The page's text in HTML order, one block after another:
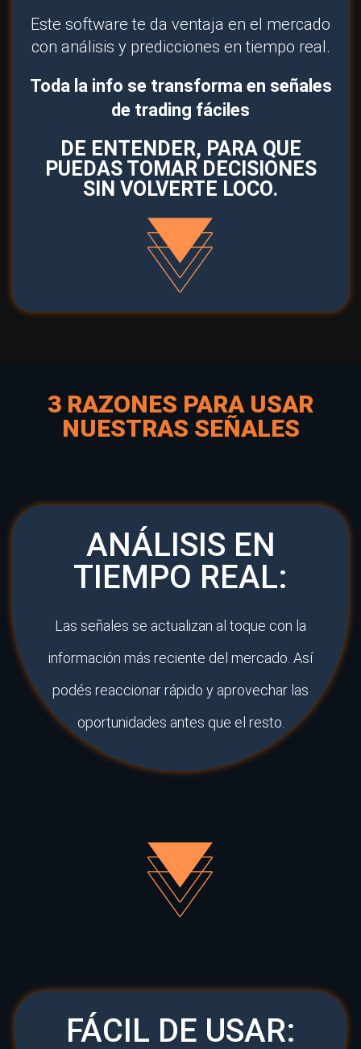
Este software te da ventaja en el mercado
con análisis y predicciones en tiempo real.
Toda la info se transforma en señales
de trading fáciles
DE ENTENDER, PARA QUE
PUEDAS TOMAR DECISIONES
SIN VOLVERTE LOCO.
3 RAZONES PARA USAR
NUESTRAS SEÑALES
ANÁLISIS EN
TIEMPO REAL:
Las señales se actualizan al toque con la
información más reciente del mercado. Así
podés reaccionar rápido y aprovechar las
oportunidades antes que el resto.
FÁCIL DE USAR: